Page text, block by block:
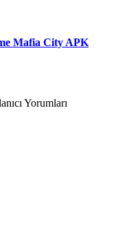
Mafia City APK
Yorumları